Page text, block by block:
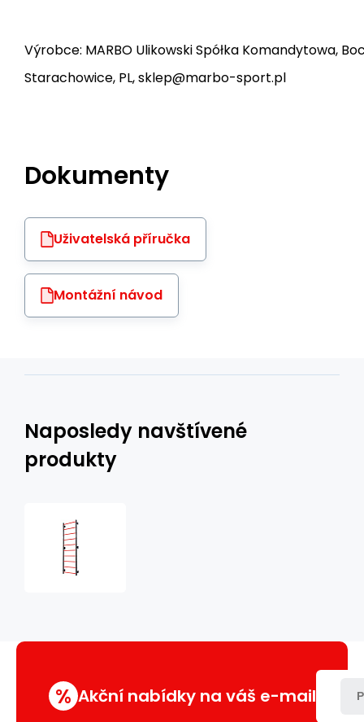
Výrobce: MARBO Ulikowski Spółka Komandytowa,
Starachowice, PL, sklep@marbo-sport.pl
Dokumenty
Uživatelská příručka
Montážní návod
Naposledy navštívené
produkty
cm
% Akční nabídky na váš e-mail